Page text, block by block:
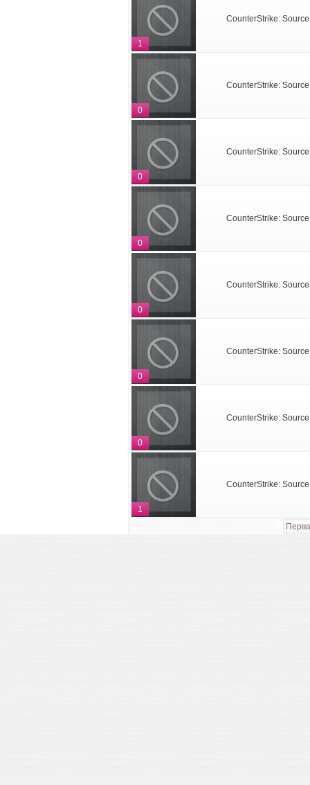
1
CounterStrike: Source
0
CounterStrike: Source
0
CounterStrike: Source
0
CounterStrike: Source
0
CounterStrike: Source
0
CounterStrike: Source
0
CounterStrike: Source
1
CounterStrike: Source